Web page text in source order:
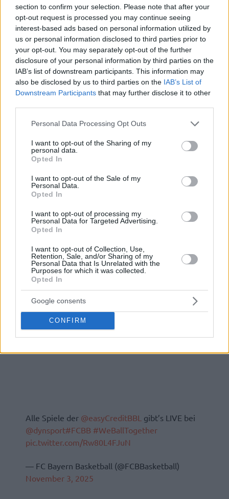
section to confirm your selection. Please note that after your
opt-out request is processed you may continue seeing
interest-based ads based on personal information utilized by
us or personal information disclosed to third parties prior to
your opt-out. You may separately opt-out of the further
disclosure of your personal information by third parties on the
IAB’s list of downstream participants. This information may
also be disclosed by us to third parties on the IAB’s List of
Downstream Participants that may further disclose it to other
Please note that this website/app uses one or more Google
not limited to your visit or usage behaviour. You may click to
grant or deny consent to Google and its third-party tags to
use your data for below specified purposes in below Google
consent section.
Personal Data Processing Opt Outs
I want to opt-out of the Sharing of my
personal data.
Opted In
I want to opt-out of the Sale of my
Personal Data.
Opted In
I want to opt-out of processing my
Personal Data for Targeted Advertising.
Opted In
I want to opt-out of Collection, Use,
Retention, Sale, and/or Sharing of my
Personal Data that Is Unrelated with the
Purposes for which it was collected.
Opted In
Google consents
CONFIRM
Wir haben einen Lauf!
FC Bayern München Basketball with a 10-0 Run
vs. MLP Academics Heidelberg, 11/03/2025
Alle Spiele der @easyCreditBBL gibt’s LIVE bei
@dynsport#FCBB #WeBallTogether
pic.twitter.com/Rw80L4FJuN
— FC Bayern Basketball (@FCBBasketball)
November 3, 2025